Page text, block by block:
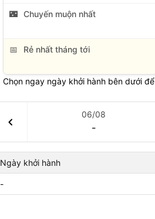
🌃 Chuyến muộn nhất
📅 Rẻ nhất tháng tới
Chọn ngay ngày khởi hành bên dưới để
chevron_left
06/08
-
Ngày khởi hành
-